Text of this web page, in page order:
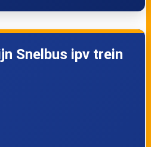
Snelbus ipv trein